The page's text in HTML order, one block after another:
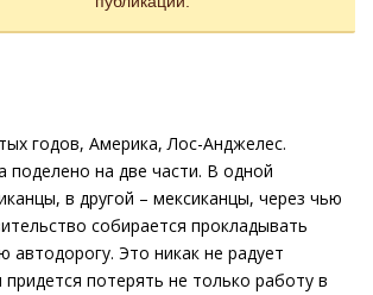
годов, Америка, Лос-Анджелес.
поделено на две части. В одной
в другой – мексиканцы, через чью
собирается прокладывать
автодорогу. Это никак не радует
потерять не только работу в